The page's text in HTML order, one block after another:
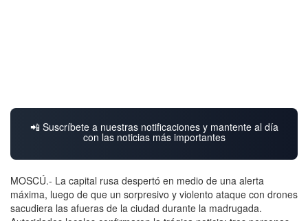
📲 Suscríbete a nuestras notificaciones y mantente al día
con las noticias más importantes
MOSCÚ.- La capital rusa despertó en medio de una alerta
máxima, luego de que un sorpresivo y violento ataque con drones
sacudiera las afueras de la ciudad durante la madrugada.